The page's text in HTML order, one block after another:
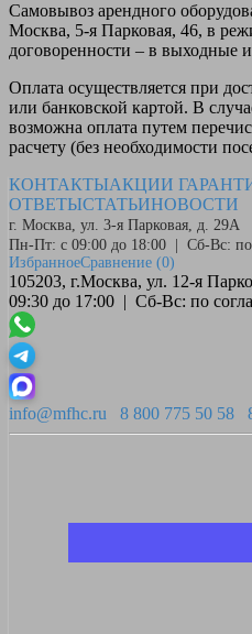
Самовывоз арендного
Москва, 5-я Парковая, 46, в
договоренности – в выходные
Оплата осуществляется при
или банковской картой. В
возможна оплата путем
расчету (без необходимости
КОНТАКТЫАКЦИИ
ОТВЕТЫСТАТЬИНОВОСТИ
г. Москва, ул. 3-я Парковая, д. 29А
Пн-Пт: с 09:00 до 18:00 | Сб-Вс: по
ИзбранноеСравнение (0)
105203, г.Москва, ул. 12-я
09:30 до 17:00 | Сб-Вс: по
info@mfhc.ru 8 800 775 50 58